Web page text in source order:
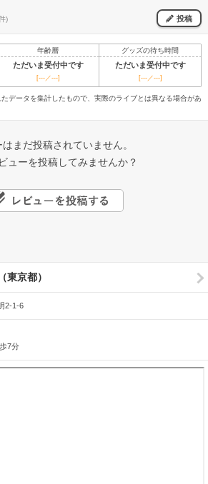
) 投稿
年齢層 グッズの待ち時間
ただいま受付中です ただいま受付中です
[---／---] [---／---]
データを集計したもので、実際のライブとは異なる場合があ
はまだ投稿されていません。
ューを投稿してみませんか？
東京都）
2-1-6
7分